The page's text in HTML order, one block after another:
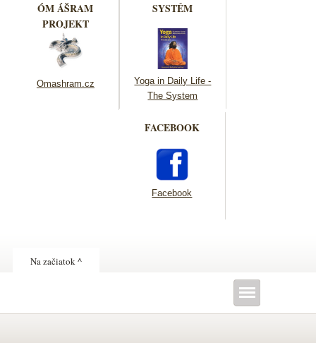
ÓM ÁŠRAM
PROJEKT
Omashram.cz
SYSTÉM
Yoga in Daily Life -
The System
FACEBOOK
Facebook
Na začiatok ^